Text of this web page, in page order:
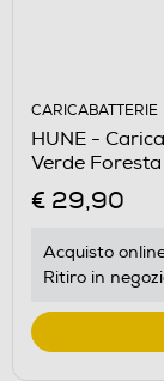
CARICABATTERIE
HUNE -
Verde Foresta
€ 29,90
Acquisto
Ritiro in